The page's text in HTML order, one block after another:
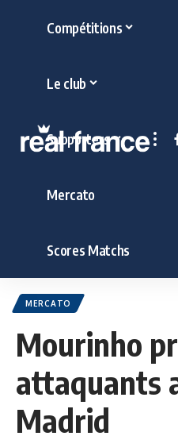
Compétitions
Le club
Supporters
Mercato
Scores Matchs
MERCATO
Mourinho
attaquants
Madrid